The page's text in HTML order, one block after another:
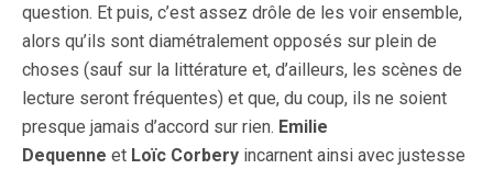
question. Et puis, c’est assez drôle de les voir ensemble,
alors qu’ils sont diamétralement opposés sur plein de
choses (sauf sur la littérature et, d’ailleurs, les scènes de
lecture seront fréquentes) et que, du coup, ils ne soient
presque jamais d’accord sur rien. Emilie
Dequenne et Loïc Corbery incarnent ainsi avec justesse